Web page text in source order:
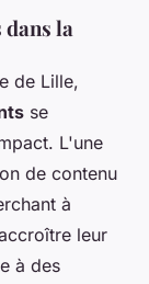
dans la
de Lille,
se
L'une
de contenu
à
leur
à des